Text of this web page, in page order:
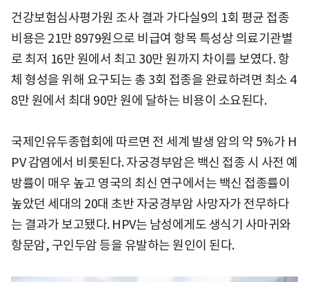
건강보험심사평가원 조사 결과 가다실9의 1회 평균 접종
비용은 21만 8979원으로 비급여 항목 특성상 의료기관별
로 최저 16만 원에서 최고 30만 원까지 차이를 보였다. 항
체 형성을 위해 요구되는 총 3회 접종을 완료하려면 최소 4
8만 원에서 최대 90만 원에 달하는 비용이 소요된다.
국제인유두종협회에 따르면 전 세계 발생 암의 약 5%가 H
PV 감염에서 비롯된다. 자궁경부암은 백신 접종 시 사전 예
방률이 매우 높고 영국의 최신 연구에서는 백신 접종률이
높았던 세대의 20대 초반 자궁경부암 사망자가 전무하다
는 결과가 보고됐다. HPV는 남성에게도 생식기 사마귀와
항문암, 구인두암 등을 유발하는 원인이 된다.